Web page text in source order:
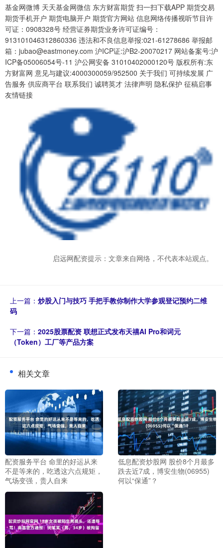
基金网微博 天天基金网微信 东方财富期货 扫一扫下载APP 期货交易
期货手机开户 期货电脑开户 期货官方网站 信息网络传播视听节目许
可证：0908328号 经营证券期货业务许可证编号：
913101046312860336 违法和不良信息举报:021-61278686 举报邮
箱：jubao@eastmoney.com 沪ICP证:沪B2-20070217 网站备案号:沪
ICP备05006054号-11 沪公网安备 31010402000120号 版权所有:东
方财富网 意见与建议:4000300059/952500 关于我们 可持续发展 广
告服务 供应商平台 联系我们 诚聘英才 法律声明 隐私保护 征稿启事
友情链接
启远网配资提示：文章来自网络，不代表本站观点。
上一篇： 炒股入门与技巧 手把手教你制作大学参观登记预约二维
码
下一篇： 2025股票配资 联想正式发布天禧AI Pro和词元
（Token）工厂等产品方案
相关文章
配资服务平台 命里的好运从来
不是等来的，吃透这六点规矩，
气场变强，贵人自来
低息配资炒股网 股价8个月最多
跌去近7成，博安生物(06955)
何以“保通”？